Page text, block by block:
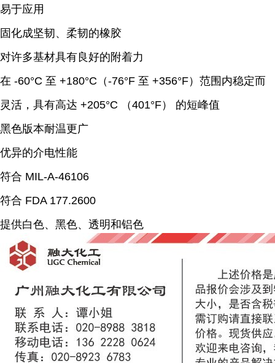
易于应用
固化成坚韧、柔韧的橡胶
对许多基材具有良好的附着力
在 -60°C 至 +180°C（-76°F 至 +356°F）范围内稳定而
灵活，具有高达 +205°C （401°F） 的短峰值
黑色版本耐温更广
优异的介电性能
符合 MIL-A-46106
符合 FDA 177.2600
提供白色、黑色、透明和铝色